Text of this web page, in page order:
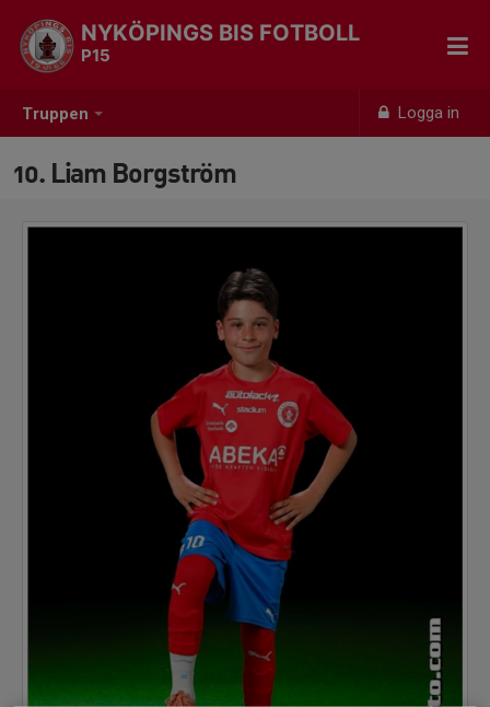
Truppen Logga in
NYKÖPINGS BIS FOTBOLL
P15
10. Liam Borgström